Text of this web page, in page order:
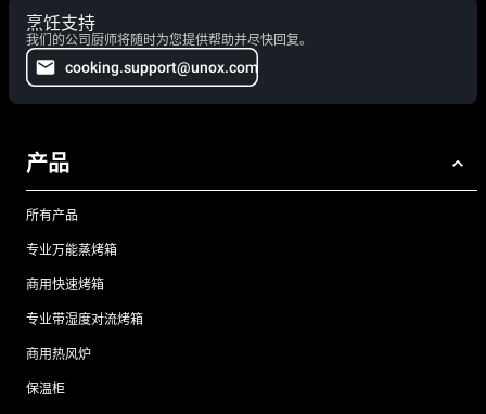
烹饪支持
我们的公司厨师将随时为您提供帮助并尽快回复。
cooking.support@unox.com
产品
所有产品
专业万能蒸烤箱
商用快速烤箱
专业带湿度对流烤箱
商用热风炉
保温柜